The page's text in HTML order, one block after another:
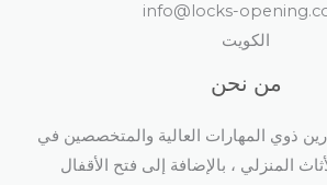
info@locks-
الكويت
من نحن
ذوي المهارات العالية والمتخصصين في
المنزلي ، بالإضافة إلى فتح الأقفال​